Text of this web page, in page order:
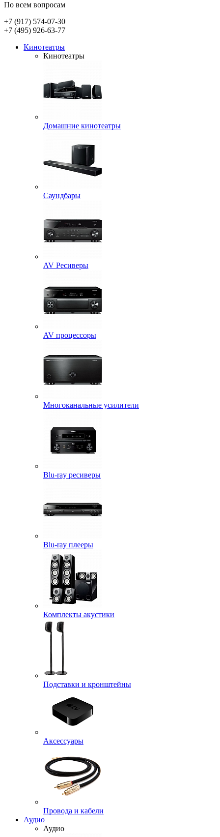
По всем вопросам
+7 (917) 574-07-30
+7 (495) 926-63-77
Кинотеатры
Кинотеатры
Домашние кинотеатры
Саундбары
AV Ресиверы
AV процессоры
Многоканальные усилители
Blu-ray ресиверы
Blu-ray плееры
Комплекты акустики
Подставки и кронштейны
Аксессуары
Провода и кабели
Аудио
Аудио